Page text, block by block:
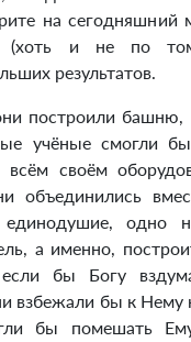
на сегодняшний
(хоть и не по
результатов.
построили башню,
учёные смогли
всём своём
объединились
одно
а именно,
бы Богу
взбежали бы к Нему
бы помешать